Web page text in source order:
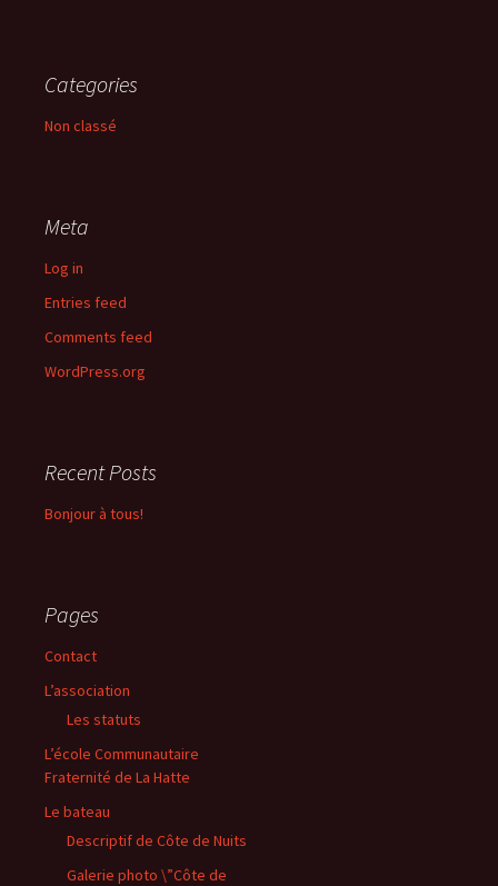
Categories
Non classé
Meta
Log in
Entries feed
Comments feed
WordPress.org
Recent Posts
Bonjour à tous!
Pages
Contact
L’association
Les statuts
L’école Communautaire
Fraternité de La Hatte
Le bateau
Descriptif de Côte de Nuits
Galerie photo \”Côte de